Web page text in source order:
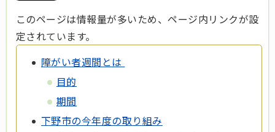
このページは情報量が多いため、ページ内リンクが設
定されています。
障がい者週間とは
目的
期間
下野市の今年度の取り組み